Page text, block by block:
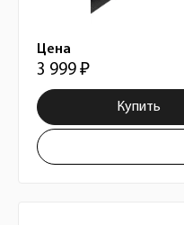
Цена
3 999 ₽
Купить